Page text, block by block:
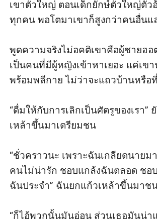
เขาตัวใหญ่ ตอนเด็กยักษ์ตัวใหญ่ตัว
ทุกคน พอโตมาเขาก็สูงกว่าคนอื่นแ
พูดความจริงไม่อคติเขาคือผู้ชายฮอ
เป็นคนที่มีผู้หญิงเข้าหาเยอะ แค่เข
พร้อมพลีกาย ไม่ว่าจะแถวบ้านหรือ
“ดื่มให้กับการเลิกเป็นศัตรูของเรา”
เหล้าขึ้นมาเตรียมชน
“ชั่วคราวนะ เพราะฉันเกลียดนายม
คนไม่น่ารัก ชอบแกล้งฉันตลอด ชอ
ฉันประจำ” ฉันยกแก้วเหล้าขึ้นมาช
“ก็ไอ้พวกนั้นมันอ่อน ส่วนเธอมันน่า